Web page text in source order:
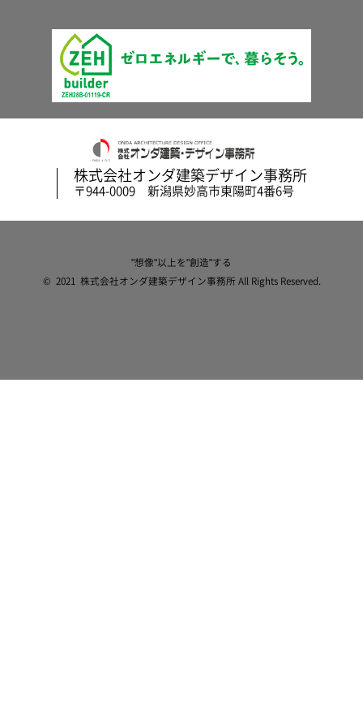
株式会社オンダ建築デザイン事務所
〒944-0009 新潟県妙高市東陽町4番6号
"想像"以上を"創造"する
© 2021 株式会社オンダ建築デザイン事務所 All Rights Reserved.